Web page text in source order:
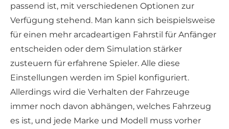
passend ist, mit verschiedenen Optionen zur
Verfügung stehend. Man kann sich beispielsweise
für einen mehr arcadeartigen Fahrstil für Anfänger
entscheiden oder dem Simulation stärker
zusteuern für erfahrene Spieler. Alle diese
Einstellungen werden im Spiel konfiguriert.
Allerdings wird die Verhalten der Fahrzeuge
immer noch davon abhängen, welches Fahrzeug
es ist, und jede Marke und Modell muss vorher